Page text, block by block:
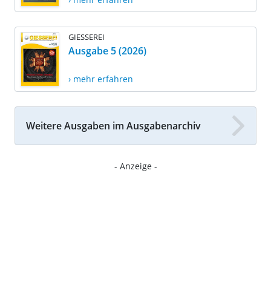
GIESSEREI
Ausgabe 5 (2026)
› mehr erfahren
Weitere Ausgaben im Ausgabenarchiv
- Anzeige -